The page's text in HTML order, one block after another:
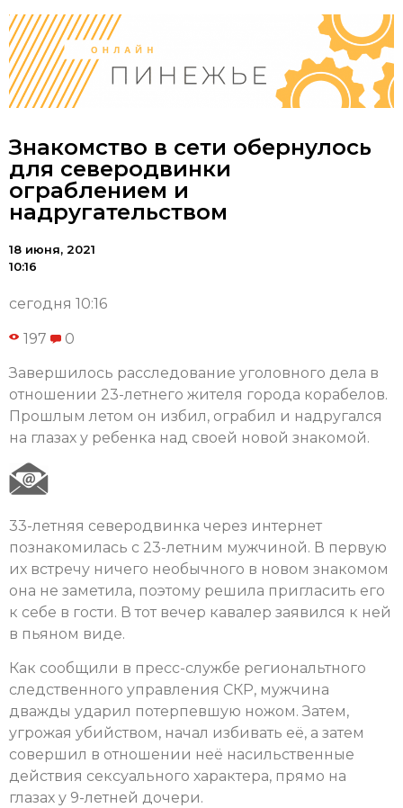
Знакомство в сети обернулось
для северодвинки
ограблением и
надругательством
18 июня, 2021
10:16
сегодня 10:16
197 0
Завершилось расследование уголовного дела в
отношении 23-летнего жителя города корабелов.
Прошлым летом он избил, ограбил и надругался
на глазах у ребенка над своей новой знакомой.
33-летняя северодвинка через интернет
познакомилась с 23-летним мужчиной. В первую
их встречу ничего необычного в новом знакомом
она не заметила, поэтому решила пригласить его
к себе в гости. В тот вечер кавалер заявился к ней
в пьяном виде.
Как сообщили в пресс-службе региональтного
следственного управления СКР, мужчина
дважды ударил потерпевшую ножом. Затем,
угрожая убийством, начал избивать её, а затем
совершил в отношении неё насильственные
действия сексуального характера, прямо на
глазах у 9-летней дочери.